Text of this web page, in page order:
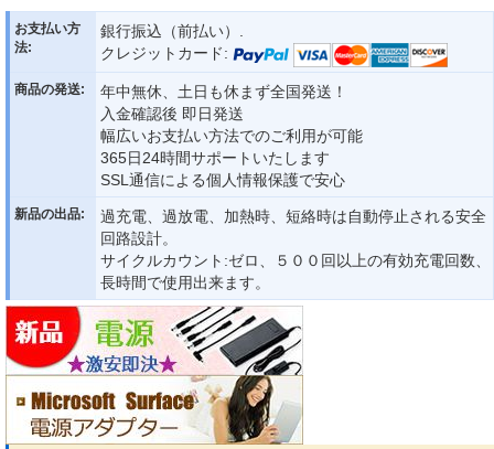
お支払い方
法:
銀行振込（前払い）.
クレジットカード:
商品の発送:
年中無休、土日も休まず全国発送！
入金確認後 即日発送
幅広いお支払い方法でのご利用が可能
365日24時間サポートいたします
SSL通信による個人情報保護で安心
新品の出品:
過充電、過放電、加熱時、短絡時は自動停止される安全
回路設計。
サイクルカウント:ゼロ、５００回以上の有効充電回数、
長時間で使用出来ます。